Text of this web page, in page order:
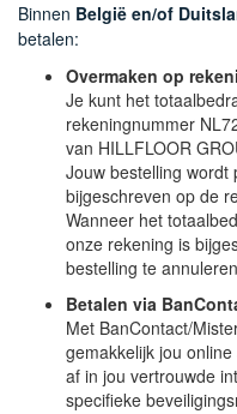
Binnen België en/of
betalen:
Overmaken op
Je kunt het
rekeningnummer
van HILLFLOOR
Jouw bestelling wordt
bijgeschreven op de
Wanneer het
onze rekening is
bestelling te
Betalen via
Met BanContact/
gemakkelijk jou
af in jou vertrouwde
specifieke